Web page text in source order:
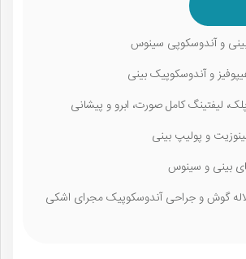
و آندوسکوپی سینوس
و آندوسکوپیک بینی
لیفتینگ کامل صورت، ابرو و پیشانی
و پولیپ بینی
بینی و سینوس
گوش و جراحی آندوسکوپیک مجرای اشکی